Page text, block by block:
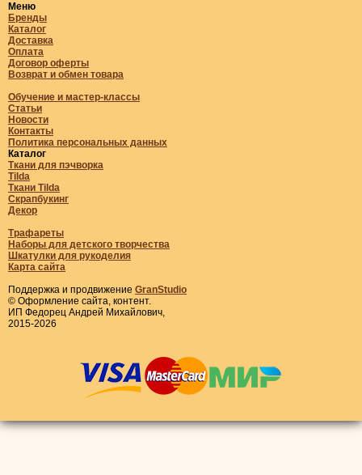
Меню
Бренды
Каталог
Доставка
Оплата
Договор оферты
Возврат и обмен товара
Обучение и мастер-классы
Статьи
Новости
Контакты
Политика персональных данных
Каталог
Ткани для пэчворка
Tilda
Ткани Tilda
Скрапбукинг
Декор
Трафареты
Наборы для детского творчества
Шкатулки для рукоделия
Карта сайта
Поддержка и продвижение GranStudio
© Оформление сайта, контент.
ИП Федорец Андрей Михайлович,
2015-2026